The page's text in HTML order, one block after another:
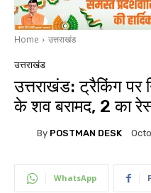
Home उत्तराखंड
उत्तराखंड
उत्तराखंड: ट्रैकिंग
के शव बरामद, 2 का
By POSTMAN DESK
WhatsApp